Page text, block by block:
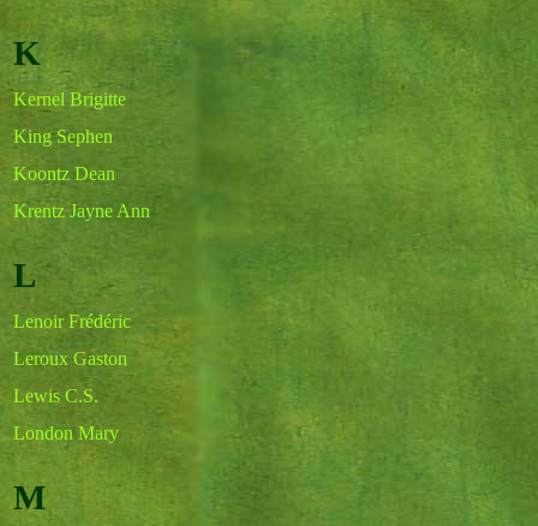
K
Kernel Brigitte
King Sephen
Koontz Dean
Krentz Jayne Ann
L
Lenoir Frédéric
Leroux Gaston
Lewis C.S.
London Mary
M